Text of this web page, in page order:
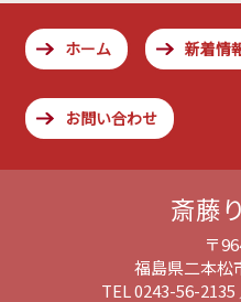
ホーム 新着情
お問い合わせ
斎藤
〒
福島県二本松
TEL 0243-56-2135